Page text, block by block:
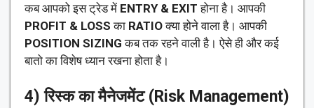
कब आपको इस ट्रेड में ENTRY & EXIT होना है। आपकी
PROFIT & LOSS का RATIOक्या होने वाला है। आपकी
POSITION SIZING कब तक रहने वाली है। ऐसे ही और कई
बातो का विशेष ध्यान रखना होता है।
4) रिस्क का मैनेजमेंट (Risk Management)